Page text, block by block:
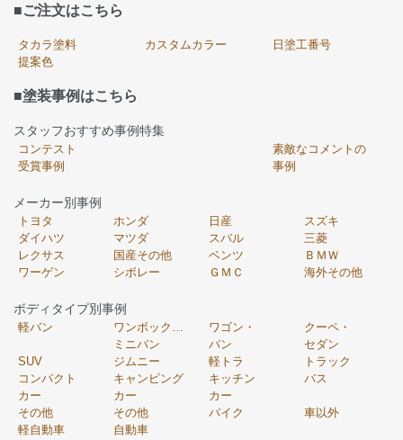
■ご注文はこちら
タカラ塗料
提案色
カスタムカラー 日塗工番号
■塗装事例はこちら
スタッフおすすめ事例特集
コンテスト
受賞事例
素敵なコメントの
事例
メーカー別事例
トヨタ ホンダ 日産
スズキ
ダイハツ
マツダ スバル
三菱
レクサス
国産その他 ベンツ
ＢＭＷ
ワーゲン
シボレー ＧＭＣ 海外その他
ボディタイプ別事例
軽バン
ミニバン
ワゴン・
バン
クーペ・
セダン
SUV
ジムニー 軽トラ
トラック
コンパクト
カー
キャンピング
カー
キッチン
カー
バス
その他
軽自動車
その他
自動車
バイク 車以外